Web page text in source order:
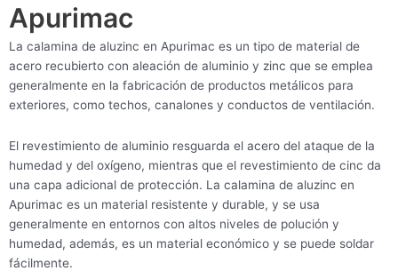
Apurimac
La calamina de aluzinc en Apurimac es un tipo de material de
acero recubierto con aleación de aluminio y zinc que se emplea
generalmente en la fabricación de productos metálicos para
exteriores, como techos, canalones y conductos de ventilación.
El revestimiento de aluminio resguarda el acero del ataque de la
humedad y del oxígeno, mientras que el revestimiento de cinc da
una capa adicional de protección. La calamina de aluzinc en
Apurimac es un material resistente y durable, y se usa
generalmente en entornos con altos niveles de polución y
humedad, además, es un material económico y se puede soldar
fácilmente.